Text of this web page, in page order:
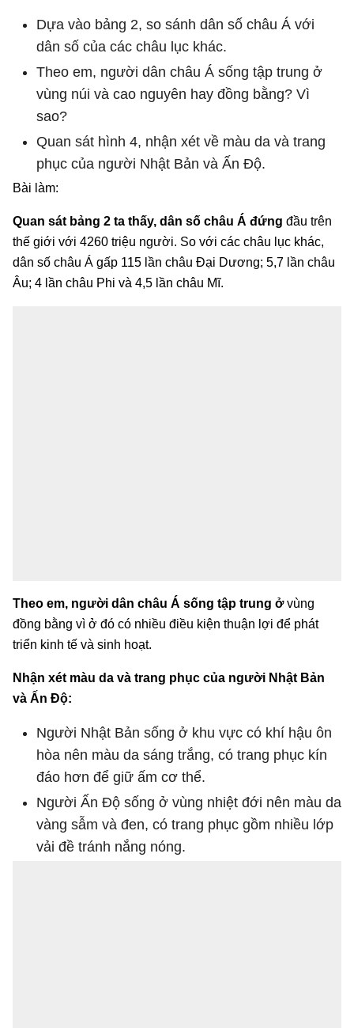
Dựa vào bảng 2, so sánh dân số châu Á với
dân số của các châu lục khác.
Theo em, người dân châu Á sống tập trung ở
vùng núi và cao nguyên hay đồng bằng? Vì
sao?
Quan sát hình 4, nhận xét về màu da và trang
phục của người Nhật Bản và Ấn Độ.
Bài làm:
Quan sát bảng 2 ta thấy, dân số châu Á đứng đầu trên
thế giới với 4260 triệu người. So với các châu lục khác,
dân số châu Á gấp 115 lần châu Đại Dương; 5,7 lần châu
Âu; 4 lần châu Phi và 4,5 lần châu Mĩ.
Theo em, người dân châu Á sống tập trung ởvùng
đồng bằng vì ở đó có nhiều điều kiện thuận lợi để phát
triển kinh tế và sinh hoạt.
Nhận xét màu da và trang phục của người Nhật Bản
và Ấn Độ:
Người Nhật Bản sống ở khu vực có khí hậu ôn
hòa nên màu da sáng trắng, có trang phục kín
đáo hơn để giữ ấm cơ thể.
Người Ấn Độ sống ở vùng nhiệt đới nên màu da
vàng sẫm và đen, có trang phục gồm nhiều lớp
vải đề tránh nắng nóng.